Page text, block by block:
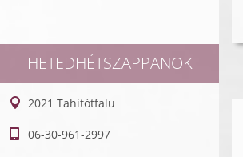
HETEDHÉTSZAPPANOK
2021 Tahitótfalu
06-30-961-2997